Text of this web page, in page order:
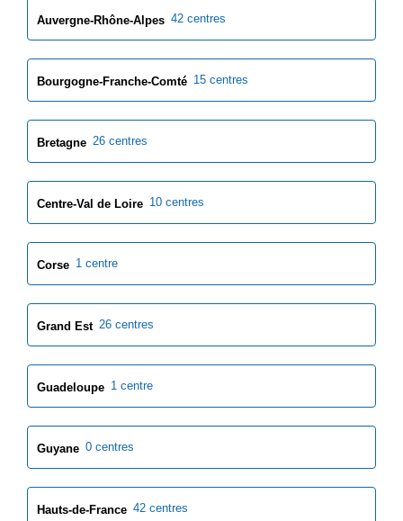
Auvergne-Rhône-Alpes 42 centres
Bourgogne-Franche-Comté 15 centres
Bretagne 26 centres
Centre-Val de Loire 10 centres
Corse 1 centre
Grand Est 26 centres
Guadeloupe 1 centre
Guyane 0 centres
Hauts-de-France 42 centres